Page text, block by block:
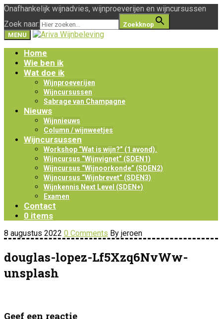
Onafhankelijk wijnadvies, wijnproeverijen en wijncursussen
Zoek naar:
Zoekknop
MENU
Home
Wie ben ik
Wat doe ik
Wijnproeverijen
Wijncursussen
Sabrage van Champagne
Nieuws
Wijnnieuws
Column / wijnweetjes
Wijncursussen
Workshop “Wat is wijn?” (1 avond).
Wijncursus “Wijnvignet” (SDEN1)
Wijncursus “Wijnoorkonde” (SDEN2)
Wijncursus “Wijnbrevet” (SDEN3)
Wijnkennis Next Level (SDEN+)
Examen
Contact
0 items
8 augustus 2022 0 Comments By jeroen
douglas-lopez-Lf5Xzq6NvWw-
unsplash
Geef een reactie